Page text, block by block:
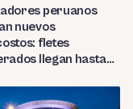
peruanos
nuevos
fletes
llegan hasta